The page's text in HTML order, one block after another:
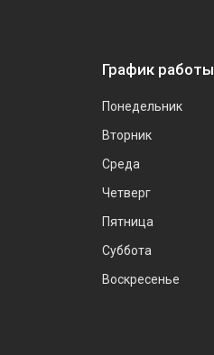
График работы
Понедельник
Вторник
Среда
Четверг
Пятница
Суббота
Воскресенье